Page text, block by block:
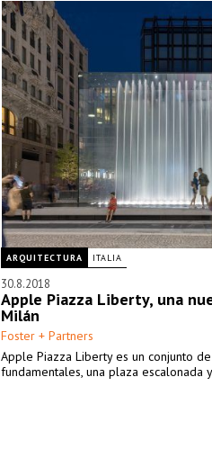
ARQUITECTURA ITALIA
30.8.2018
Apple Piazza Liberty, una
Milán
Foster + Partners
Apple Piazza Liberty es un conjunto
fundamentales, una plaza escalonada